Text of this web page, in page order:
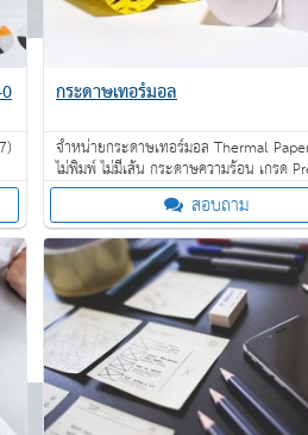
กระดาษเทอร์มอล
จำหน่ายกระดาษเทอร์มอล Thermal
ไม่พิมพ์ ไม่มีเส้น กระดาษความร้อน เกรด
สอบถาม